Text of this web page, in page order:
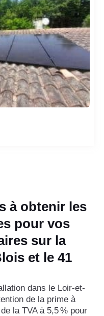
à obtenir les
pour vos
sur la
et le 41
dans le Loir-et-
de la prime à
la TVA à 5,5 % pour